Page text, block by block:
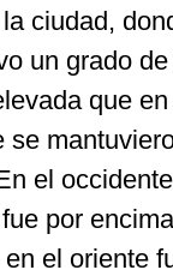
ciudad,
un grado
que
se
el
por
el oriente